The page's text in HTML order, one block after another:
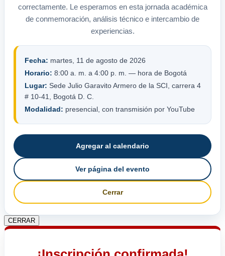
correctamente. Le esperamos en esta jornada académica
de conmemoración, análisis técnico e intercambio de
experiencias.
Fecha: martes, 11 de agosto de 2026
Horario: 8:00 a. m. a 4:00 p. m. — hora de Bogotá
Lugar: Sede Julio Garavito Armero de la SCI, carrera 4
# 10-41, Bogotá D. C.
Modalidad: presencial, con transmisión por YouTube
Agregar al calendario
Ver página del evento
Cerrar
CERRAR